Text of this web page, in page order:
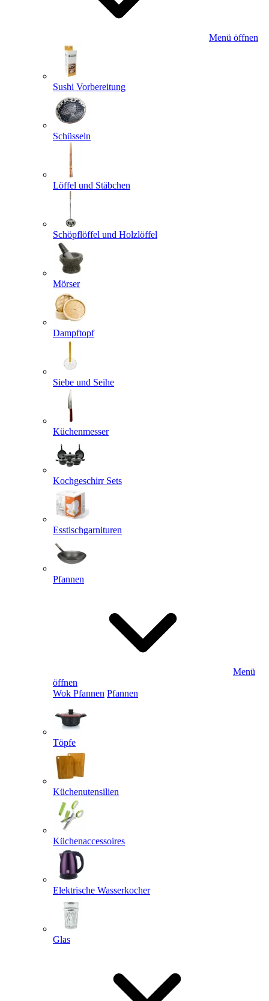
Menü öffnen
Sushi Vorbereitung
Schüsseln
Löffel und Stäbchen
Schöpflöffel und Holzlöffel
Mörser
Dampftopf
Siebe und Seihe
Küchenmesser
Kochgeschirr Sets
Esstischgarnituren
Pfannen
Menü
öffnen
Wok Pfannen Pfannen
Töpfe
Küchenutensilien
Küchenaccessoires
Elektrische Wasserkocher
Glas